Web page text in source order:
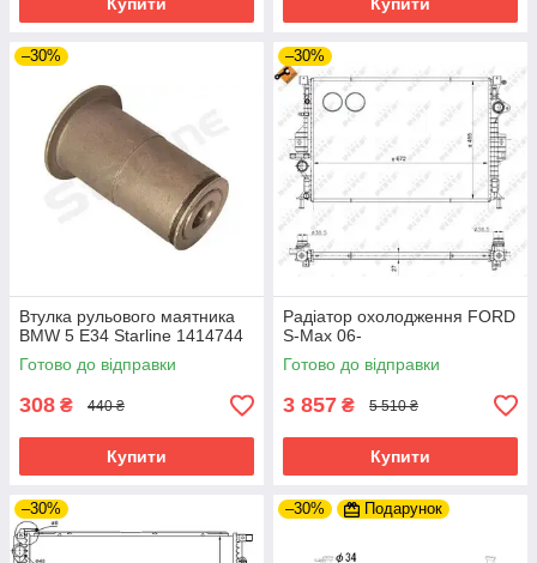
Купити Купити
–30%
Втулка рульового маятника
BMW 5 E34 Starline 1414744
Готово до відправки
308 ₴ 440 ₴
Купити
–30%
Радіатор охолодження FORD
S-Max 06-
Готово до відправки
3 857 ₴ 5 510 ₴
Купити
–30% –30% Подарунок